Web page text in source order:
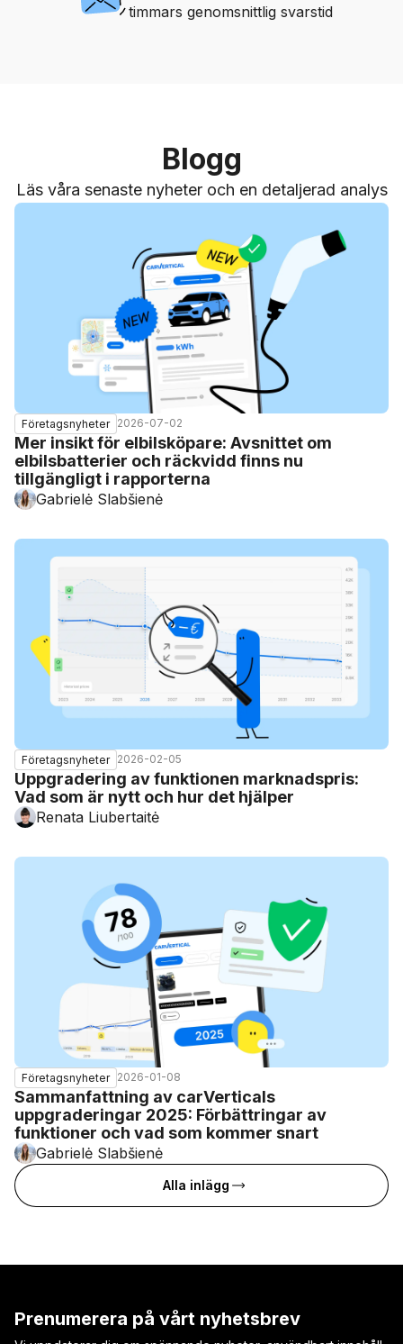
timmars genomsnittlig svarstid
Blogg
Läs våra senaste nyheter och en detaljerad analys
Företagsnyheter 2026-07-02
Mer insikt för elbilsköpare: Avsnittet om
elbilsbatterier och räckvidd finns nu
tillgängligt i rapporterna
Gabrielė Slabšienė
Företagsnyheter 2026-02-05
Uppgradering av funktionen marknadspris:
Vad som är nytt och hur det hjälper
Renata Liubertaitė
Företagsnyheter 2026-01-08
Sammanfattning av carVerticals
uppgraderingar 2025: Förbättringar av
funktioner och vad som kommer snart
Gabrielė Slabšienė
Alla inlägg
Prenumerera på vårt nyhetsbrev